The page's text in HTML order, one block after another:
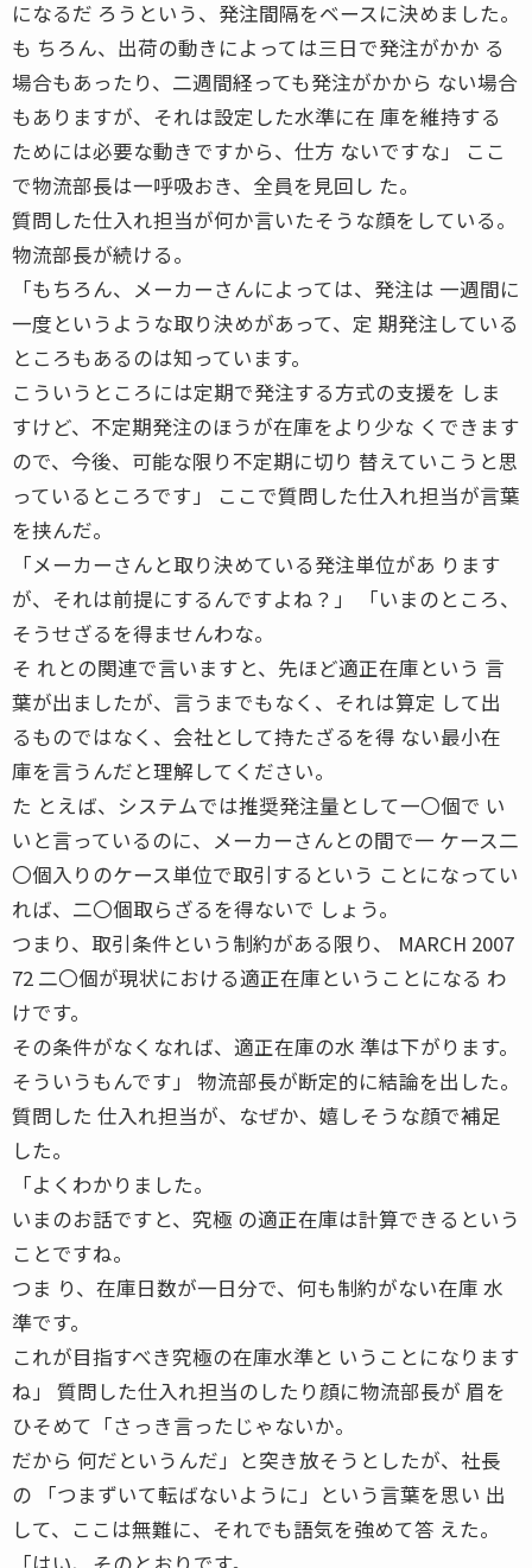
になるだ ろうという、発注間隔をベースに決めました。
も ちろん、出荷の動きによっては三日で発注がかか る
場合もあったり、二週間経っても発注がかから ない場合
もありますが、それは設定した水準に在 庫を維持する
ためには必要な動きですから、仕方 ないですな」 ここ
で物流部長は一呼吸おき、全員を見回し た。
質問した仕入れ担当が何か言いたそうな顔をしている。
物流部長が続ける。
「もちろん、メーカーさんによっては、発注は 一週間に
一度というような取り決めがあって、定 期発注している
ところもあるのは知っています。
こういうところには定期で発注する方式の支援を しま
すけど、不定期発注のほうが在庫をより少な くできます
ので、今後、可能な限り不定期に切り 替えていこうと思
っているところです」 ここで質問した仕入れ担当が言葉
を挟んだ。
「メーカーさんと取り決めている発注単位があ ります
が、それは前提にするんですよね？」 「いまのところ、
そうせざるを得ませんわな。
そ れとの関連で言いますと、先ほど適正在庫という 言
葉が出ましたが、言うまでもなく、それは算定 して出
るものではなく、会社として持たざるを得 ない最小在
庫を言うんだと理解してください。
た とえば、システムでは推奨発注量として一〇個で い
いと言っているのに、メーカーさんとの間で一 ケース二
〇個入りのケース単位で取引するという ことになってい
れば、二〇個取らざるを得ないで しょう。
つまり、取引条件という制約がある限り、 MARCH 2007
72 二〇個が現状における適正在庫ということになる わ
けです。
その条件がなくなれば、適正在庫の水 準は下がります。
そういうもんです」 物流部長が断定的に結論を出した。
質問した 仕入れ担当が、なぜか、嬉しそうな顔で補足
した。
「よくわかりました。
いまのお話ですと、究極 の適正在庫は計算できるという
ことですね。
つま り、在庫日数が一日分で、何も制約がない在庫 水
準です。
これが目指すべき究極の在庫水準と いうことになります
ね」 質問した仕入れ担当のしたり顔に物流部長が 眉を
ひそめて「さっき言ったじゃないか。
だから 何だというんだ」と突き放そうとしたが、社長
の 「つまずいて転ばないように」という言葉を思い 出
して、ここは無難に、それでも語気を強めて答 えた。